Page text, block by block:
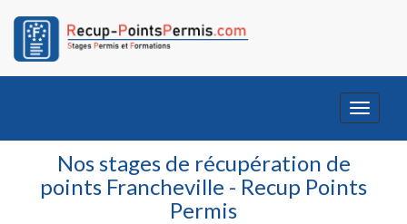
Toggle
Nos stages de récupération de
points Francheville - Recup Points
Permis